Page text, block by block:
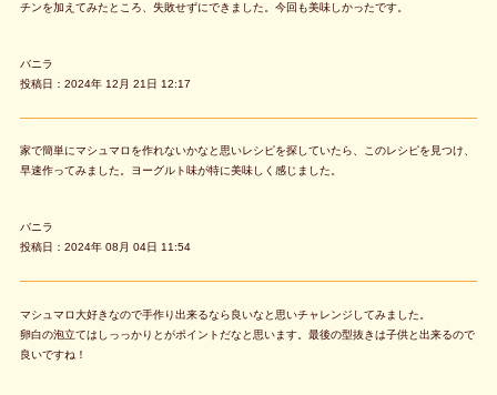
チンを加えてみたところ、失敗せずにできました。今回も美味しかったです。
バニラ
投稿日：2024年 12月 21日 12:17
家で簡単にマシュマロを作れないかなと思いレシピを探していたら、このレシピを見つけ、
早速作ってみました。ヨーグルト味が特に美味しく感じました。
バニラ
投稿日：2024年 08月 04日 11:54
マシュマロ大好きなので手作り出来るなら良いなと思いチャレンジしてみました。
卵白の泡立てはしっっかりとがポイントだなと思います。最後の型抜きは子供と出来るので
良いですね！